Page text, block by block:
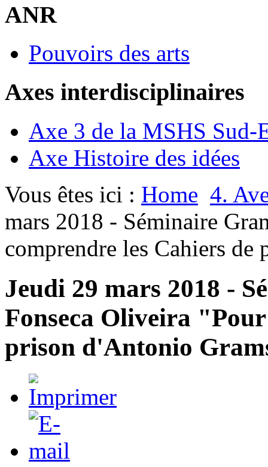
ANR
Pouvoirs des arts
Axes interdisciplinaires
Axe 3 de la MSHS Sud-
Axe Histoire des idées
Vous êtes ici : Home 4.
mars 2018 - Séminaire
comprendre les Cahiers
Jeudi 29 mars 2018 -
Fonseca Oliveira
prison d'Antonio